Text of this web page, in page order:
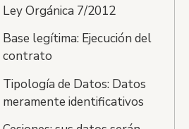
Ley Orgánica 7/2012
Base legítima: Ejecución del
contrato
Tipología de Datos: Datos
meramente identificativos